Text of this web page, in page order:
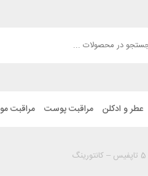
عطر و ادکلن مراقبت پوست مراقبت مو